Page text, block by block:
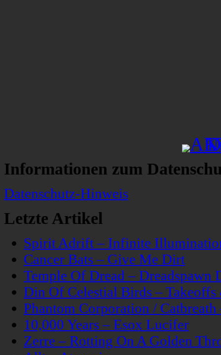
Informationen zum
Datenschutz-Hinweis
Letzte Artikel
Spirit Adrift – Infinite
Cancer Bats – Give Me Dirt
Temple Of Dread – Dreadspawn
Din Of Celestial Birds –
Phantom Corporation /
10,000 Years – Esox Lucifer
Zerre – Rotting On A Golden